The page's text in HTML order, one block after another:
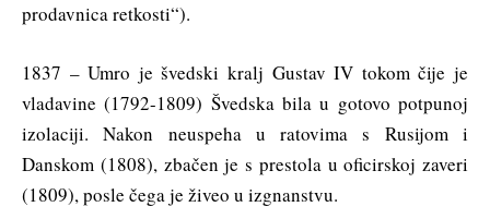
prodavnica retkosti“).
1837 – Umro je švedski kralj Gustav IV tokom čije je
vladavine (1792-1809) Švedska bila u gotovo potpunoj
izolaciji. Nakon neuspeha u ratovima s Rusijom i
Danskom (1808), zbačen je s prestola u oficirskoj zaveri
(1809), posle čega je živeo u izgnanstvu.